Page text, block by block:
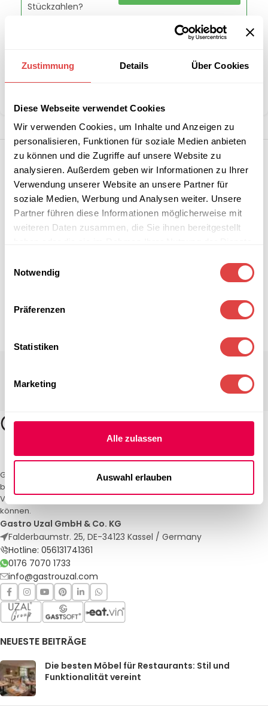
Zustimmung Details Über Cookies
Diese Webseite verwendet Cookies
Wir verwenden Cookies, um Inhalte und Anzeigen zu
personalisieren, Funktionen für soziale Medien anbieten
zu können und die Zugriffe auf unsere Website zu
analysieren. Außerdem geben wir Informationen zu Ihrer
Verwendung unserer Website an unsere Partner für
soziale Medien, Werbung und Analysen weiter. Unsere
Partner führen diese Informationen möglicherweise mit
weiteren Daten zusammen, die Sie ihnen bereitgestellt
Notwendig
Präferenzen
Statistiken
Marketing
Alle zulassen
Auswahl erlauben
Stückzahlen?
Kategorie: Edelstahlmöbel
Gastro Uzal – Ihr Spezialist für Gastronomiemöbel und -textilien. Wir
bieten maßgeschneiderte Lösungen für Restaurants, Hotels und
Veranstaltungen. Qualität und Service, auf die Sie sich verlassen
können.
Gastro Uzal GmbH & Co. KG
Falderbaumstr. 25, DE-34123 Kassel / Germany
Hotline: 056131741361
0176 7070 1733
info@gastrouzal.com
NEUESTE BEITRÄGE
Die besten Möbel für Restaurants: Stil und
Funktionalität vereint